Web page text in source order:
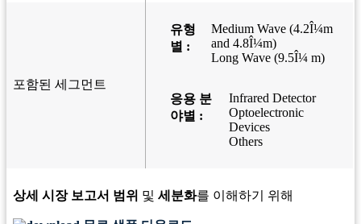
포함된 세그먼트
유형
별 :
Medium Wave (4.2Î¼m
and 4.8Î¼m)
Long Wave (9.5Î¼ m)
응용 분
야별 :
Infrared Detector
Optoelectronic
Devices
Others
상세 시장 보고서 범위 및 세분화를 이해하기 위해